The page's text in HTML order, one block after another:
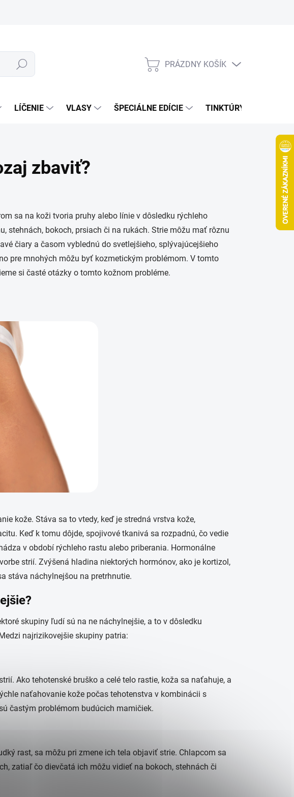
Hľadať
NÁKUPNÝ
PRÁZDNY KOŠÍK
LÍČENIE VLASY ŠPECIÁLNE EDÍCIE TINKTÚRY
zbaviť?
sa na koži tvoria pruhy alebo línie v dôsledku rýchleho
stehnách, bokoch, prsiach či na rukách. Strie môžu mať rôznu
čiary a časom vyblednú do svetlejšieho, splývajúcejšieho
pre mnohých môžu byť kozmetickým problémom. V tomto
si časté otázky o tomto kožnom probléme.
kože. Stáva sa to vtedy, keď je stredná vrstva kože,
Keď k tomu dôjde, spojivové tkanivá sa rozpadnú, čo vedie
v období rýchleho rastu alebo priberania. Hormonálne
strií. Zvýšená hladina niektorých hormónov, ako je kortizol,
stáva náchylnejšou na pretrhnutie.
skupiny ľudí sú na ne náchylnejšie, a to v dôsledku
najrizikovejšie skupiny patria:
Ako tehotenské bruško a celé telo rastie, koža sa naťahuje, a
naťahovanie kože počas tehotenstva v kombinácii s
častým problémom budúcich mamičiek.
rast, sa môžu pri zmene ich tela objaviť strie. Chlapcom sa
zatiaľ čo dievčatá ich môžu vidieť na bokoch, stehnách či